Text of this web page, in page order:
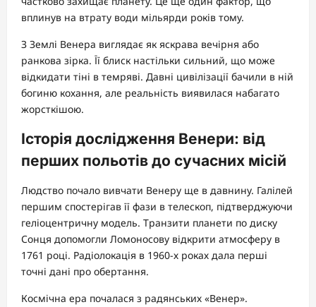
вплинув на втрату води мільярди років тому.
З Землі Венера виглядає як яскрава вечірня або
ранкова зірка. Її блиск настільки сильний, що може
відкидати тіні в темряві. Давні цивілізації бачили в ній
богиню кохання, але реальність виявилася набагато
жорсткішою.
Історія дослідження Венери: від
перших польотів до сучасних місій
Людство почало вивчати Венеру ще в давнину. Галілей
першим спостерігав її фази в телескоп, підтверджуючи
геліоцентричну модель. Транзити планети по диску
Сонця допомогли Ломоносову відкрити атмосферу в
1761 році. Радіолокація в 1960-х роках дала перші
точні дані про обертання.
Космічна ера почалася з радянських «Венер».